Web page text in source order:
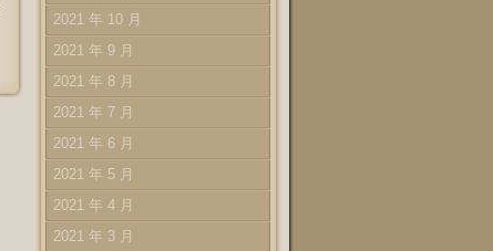
2021 年 10 月
2021 年 9 月
2021 年 8 月
2021 年 7 月
2021 年 6 月
2021 年 5 月
2021 年 4 月
2021 年 3 月